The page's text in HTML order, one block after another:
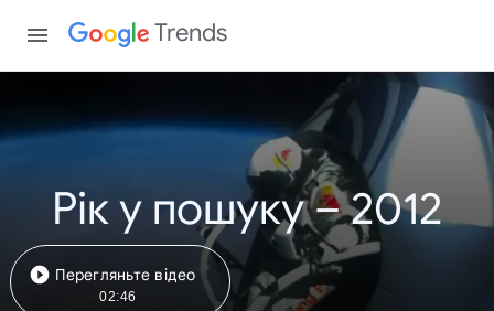
Trends
Рік у пошуку – 2012
Перегляньте відео
02:46